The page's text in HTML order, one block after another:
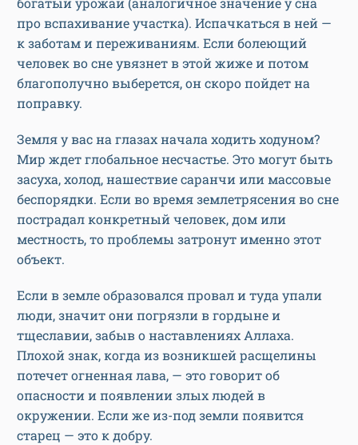
про вспахивание участка). Испачкаться в ней —
к заботам и переживаниям. Если болеющий
человек во сне увязнет в этой жиже и потом
благополучно выберется, он скоро пойдет на
поправку.
Земля у вас на глазах начала ходить ходуном?
Мир ждет глобальное несчастье. Это могут быть
засуха, холод, нашествие саранчи или массовые
беспорядки. Если во время землетрясения во сне
пострадал конкретный человек, дом или
местность, то проблемы затронут именно этот
объект.
Если в земле образовался провал и туда упали
люди, значит они погрязли в гордыне и
тщеславии, забыв о наставлениях Аллаха.
Плохой знак, когда из возникшей расщелины
потечет огненная лава, — это говорит об
опасности и появлении злых людей в
окружении. Если же из-под земли появится
старец — это к добру.